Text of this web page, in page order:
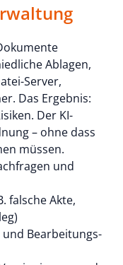
Ablagen,
Server,
Das Ergebnis:
Der KI-
– ohne dass
müssen.
und
falsche Akte,
Bearbeitungs-